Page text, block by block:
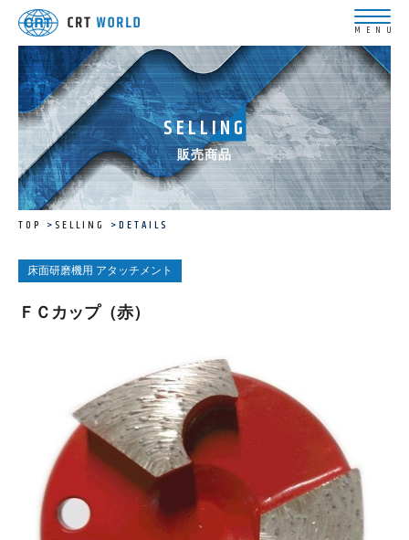
SELLING
販売商品
TOP SELLING DETAILS
床面研磨機用 アタッチメント
ＦＣカップ（赤）